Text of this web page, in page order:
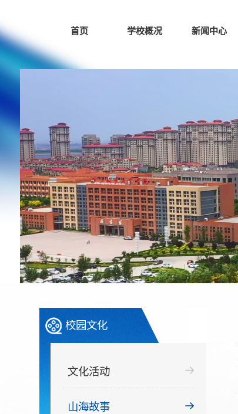
首页 学校概况 新闻中心
校园文化
文化活动
山海故事